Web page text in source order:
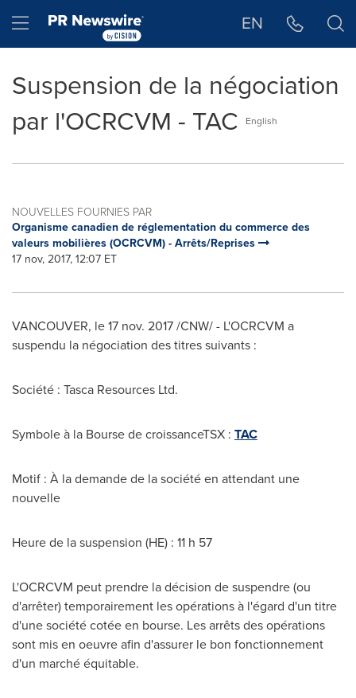
Hamburger menu EN
Suspension de la négociation
par l'OCRCVM - TAC
English
NOUVELLES FOURNIES PAR
Organisme canadien de réglementation du commerce des
valeurs mobilières (OCRCVM) - Arrêts/Reprises
17 nov, 2017, 12:07 ET
VANCOUVER, le 17 nov. 2017 /CNW/ - L'OCRCVM a
suspendu la négociation des titres suivants :
Société : Tasca Resources Ltd.
Symbole à la Bourse de croissanceTSX : TAC
Motif : À la demande de la société en attendant une
nouvelle
Heure de la suspension (HE) : 11 h 57
L'OCRCVM peut prendre la décision de suspendre (ou
d'arrêter) temporairement les opérations à l'égard d'un titre
d'une société cotée en bourse. Les arrêts des opérations
sont mis en oeuvre afin d'assurer le bon fonctionnement
d'un marché équitable.